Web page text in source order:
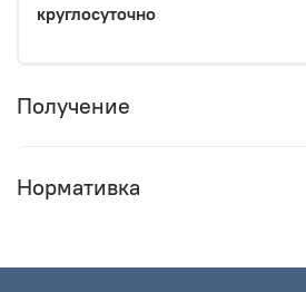
круглосуточно
Получение
Нормативка